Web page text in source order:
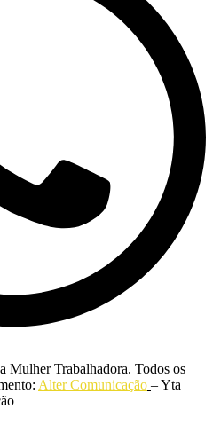
Mulher Trabalhadora. Todos os
Alter Comunicação – Yta